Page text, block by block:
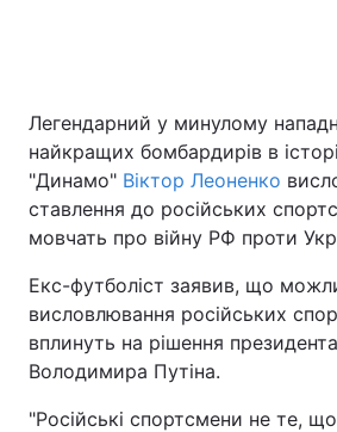
Легендарний у минулому
найкращих бомбардирів в
"Динамо" Віктор Леоненко
ставлення до російських
мовчать про війну РФ проти
Екс-футболіст заявив, що
висловлювання російських
вплинуть на рішення президента
Володимира Путіна.
"Російські спортсмени не те,